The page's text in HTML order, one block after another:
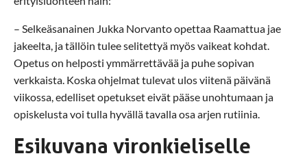
– Selkeäsanainen Jukka Norvanto opettaa Raamattua jae
jakeelta, ja tällöin tulee selitettyä myös vaikeat kohdat.
Opetus on helposti ymmärrettävää ja puhe sopivan
verkkaista. Koska ohjelmat tulevat ulos viitenä päivänä
viikossa, edelliset opetukset eivät pääse unohtumaan ja
opiskelusta voi tulla hyvällä tavalla osa arjen rutiinia.
Esikuvana vironkieliselle